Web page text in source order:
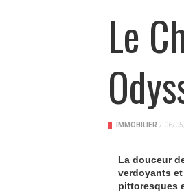
Le
IMMOBILIER / 06/
La douceur
verdoyants
pittoresques